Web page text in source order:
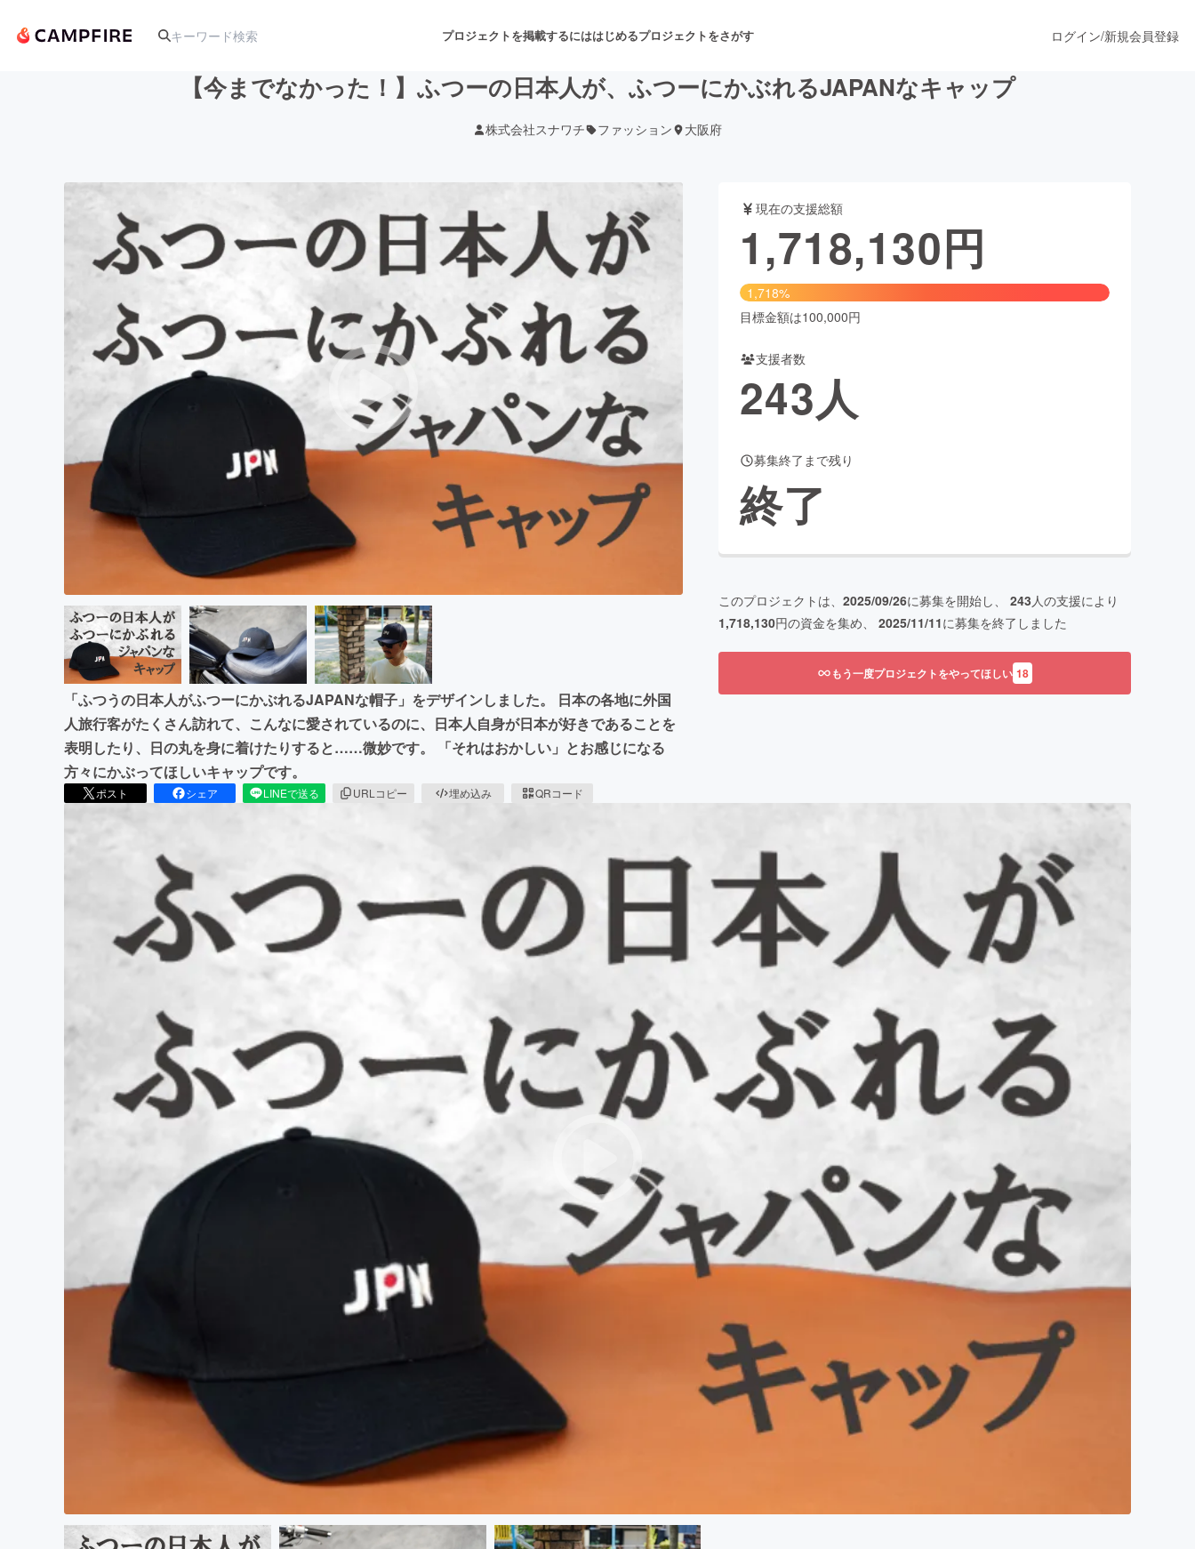
プロジェクトを掲載するにははじめるプロジェクトをさがす
音楽 舞台・パフォーマンス
テクノロジー・ガジェット ゲーム・サービス開発 ファッション
映像・映画 書籍・雑誌出版
ビジネス・起業 チャレンジ ビューティー・ヘルスケア
まちづくり・地域活性化
CAMPFIRE for Social GoodCAMPFIRE Creation
CAMPFIREふるさと納税machi-ya
ログイン/新規会員登録
【今までなかった！】ふつーの日本人が、ふつーにかぶれるJAPANなキャップ
株式会社スナワチ ファッション 大阪府
「ふつうの日本人がふつーにかぶれるJAPANな帽子」をデザインしました。 日本の各地に外国
人旅行客がたくさん訪れて、こんなに愛されているのに、日本人自身が日本が好きであることを
表明したり、日の丸を身に着けたりすると……微妙です。 「それはおかしい」とお感じになる
方々にかぶってほしいキャップです。
ポスト シェア LINEで送る URLコピー 埋め込み QRコード
現在の支援総額
1,718,130円
1,718%
目標金額は100,000円
支援者数
243人
募集終了まで残り
終了
このプロジェクトは、 2025/09/26に募集を開始し、 243人の支援により
1,718,130円の資金を集め、 2025/11/11に募集を終了しました
もう一度プロジェクトをやってほしい 18